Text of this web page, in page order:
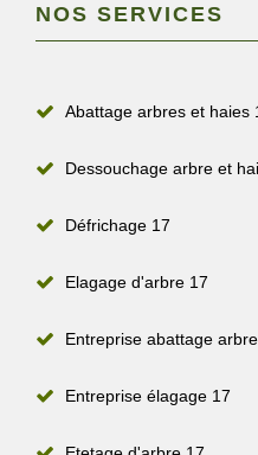
NOS SERVICES
Abattage arbres et haies
Dessouchage arbre et
Défrichage 17
Elagage d'arbre 17
Entreprise abattage
Entreprise élagage 17